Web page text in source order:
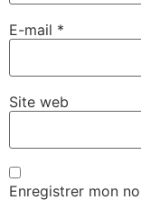
E-mail *
Site web
Enregistrer mon